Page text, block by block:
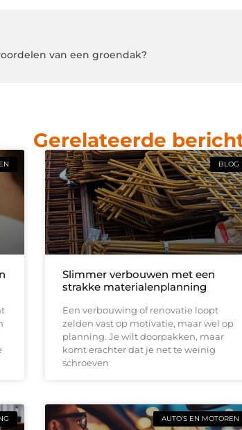
van een groendak?
Gerelateerde
BLOG
Slimmer verbouwen met een
strakke materialenplanning
Een verbouwing of renovatie loopt
zelden vast op motivatie, maar wel op
planning. Je wilt doorpakken, maar
komt erachter dat je net te weinig
schroeven
AUTO’S EN MOTOREN